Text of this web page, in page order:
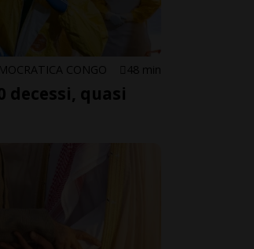
CONGO 48 min
decessi, quasi